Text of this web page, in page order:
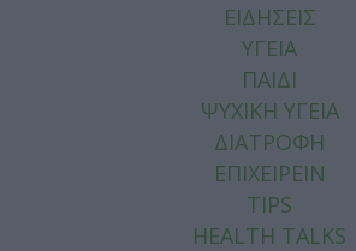
ΕΙΔΗΣΕΙΣ
ΥΓΕΙΑ
ΠΑΙΔΙ
ΨΥΧΙΚΗ ΥΓΕΙΑ
ΔΙΑΤΡΟΦΗ
ΕΠΙΧΕΙΡΕΙΝ
TIPS
HEALTH TALKS